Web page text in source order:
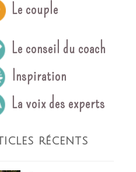
Le couple
Le conseil du coach
Inspiration
La voix des experts
récents